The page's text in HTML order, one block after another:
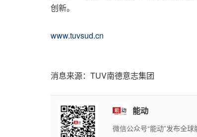
创新。
www.tuvsud.cn
消息来源：TUV南德意志集团
能动
微信公众号“能动”发布全